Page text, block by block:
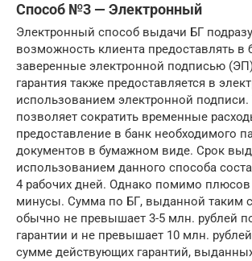
Способ №3 — Электронный
Электронный способ выдачи БГ
возможность клиента предоставлять в
заверенные электронной подписью
гарантия также предоставляется в
использованием электронной подписи.
позволяет сократить временные
предоставление в банк необходимого
документов в бумажном виде. Срок
использованием данного способа
4 рабочих дней. Однако помимо плюсов
минусы. Сумма по БГ, выданной таким
обычно не превышает 3-5 млн. рублей
гарантии и не превышает 10 млн.
сумме действующих гарантий,